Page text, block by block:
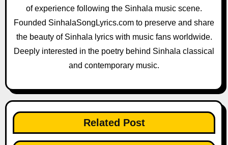
i
o
of experience following the Sinhala music scene.
Founded SinhalaSongLyrics.com to preserve and share
the beauty of Sinhala lyrics with music fans worldwide.
Deeply interested in the poetry behind Sinhala classical
and contemporary music.
Related Post